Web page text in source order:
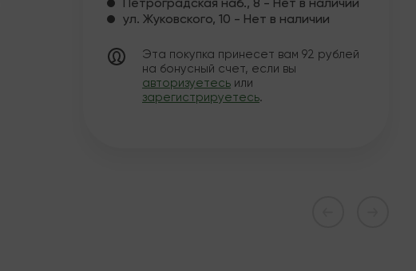
ул. Жуковского, 10 - Нет в наличии
Эта покупка принесет вам 92 рублей
на бонусный счет, если вы
авторизуетесь или
зарегистрируетесь.